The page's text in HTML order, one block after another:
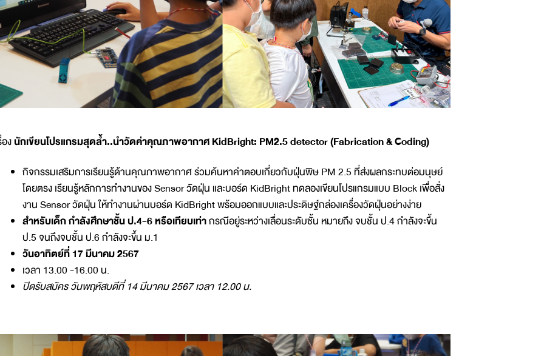
องนักเขียนโปรแกรมสุดล้ำ..นำวัดค่าคุณภาพอากาศ KidBright: PM2.5 detector (Fabrication & Coding)
กิจกรรมเสริมการเรียนรู้ด้านคุณภาพอากาศ ร่วมค้นหาคำตอบเกี่ยวกับฝุ่นพิษ PM 2.5 ที่ส่งผลกระทบต่อมนุษย์
โดยตรง เรียนรู้หลักการทำงานของ Sensor วัดฝุ่น และบอร์ด KidBright ทดลองเขียนโปรแกรมแบบ Block เพื่อสั่ง
งาน Sensor วัดฝุ่น ให้ทำงานผ่านบอร์ด KidBright พร้อมออกแบบและประดิษฐ์กล่องเครื่องวัดฝุ่นอย่างง่าย
สำหรับเด็ก กำลังศึกษาชั้น ป.4-6 หรือเทียบเท่ากรณีอยู่ระหว่างเลื่อนระดับชั้น หมายถึง จบชั้น ป.4 กำลังจะขึ้น
ป.5 จนถึงจบชั้น ป.6 กำลังจะขึ้น ม.1
วันอาทิตย์ที่ 17 มีนาคม 2567
เวลา 13.00 -16.00 น.
ปิดรับสมัคร วันพฤหัสบดีที่ 14 มีนาคม 2567 เวลา 12.00 น.